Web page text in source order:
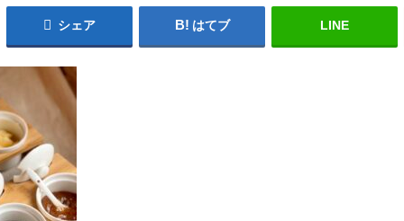
シェア はてブ LINE